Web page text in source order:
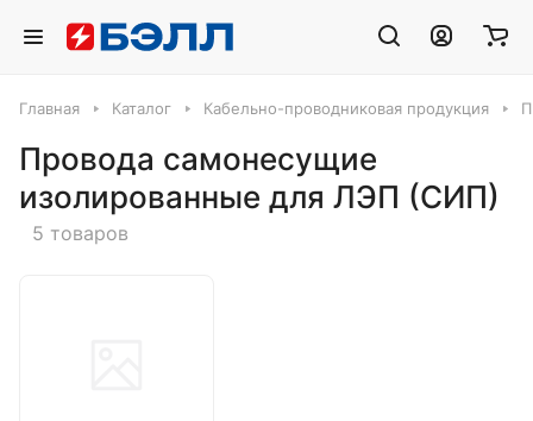
Главная Каталог Кабельно-проводниковая продукция
Провода самонесущие
изолированные для ЛЭП (СИП)
5 товаров